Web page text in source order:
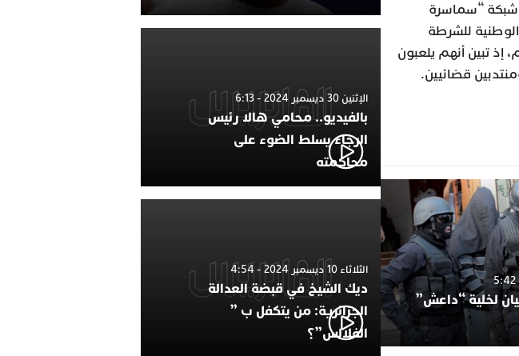
شبكة “سماسرة
للشرطة
إذ تبين أنهم يلعبون
قضائيين.
لخلية “داعش”
الإثنين 30 ديسمبر 2024 - 6:13
بالفيديو.. محامي هالا رئيس
الرجاء يسلط الضوء على
محاكمته
الثلاثاء 10 ديسمبر 2024 - 4:54
ديك الشيخ في قبضة العدالة
الجزائرية: من يتكفل ب ”
الفلالس”؟